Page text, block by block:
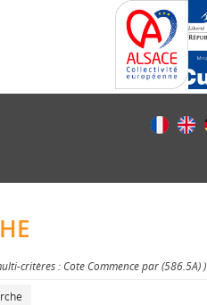
critères : Cote Commence par (586.5A) )